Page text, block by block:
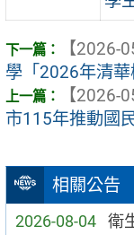
相關公告
2026-08-04 衛
【2026-
學「2026年清
【2026-
市115年推動國